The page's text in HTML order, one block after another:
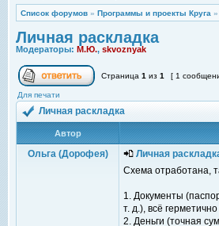
Список форумов » Программы и проекты Круга »
Личная раскладка
Модераторы: М.Ю., skvoznyak
Страница 1 из 1 [ 1
Для печати
Личная раскладка
Автор
Ольга (Дорофея)
Личная
Схема отработана,
1. Документы
т. д.), всё
2. Деньги (точная